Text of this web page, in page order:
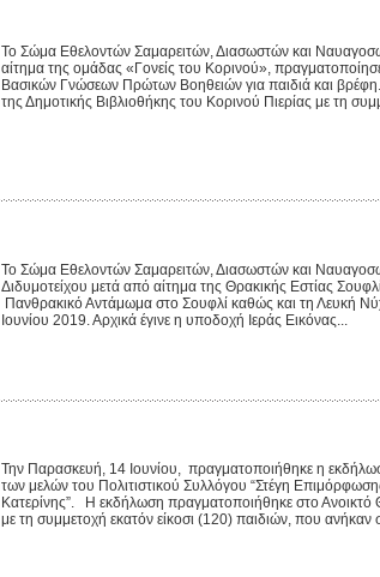
Το Σώμα Εθελοντών Σαμαρειτών, Διασωστών και
αίτημα της ομάδας «Γονείς του Κορινού»,
Βασικών Γνώσεων Πρώτων Βοηθειών για παιδιά και
της Δημοτικής Βιβλιοθήκης του Κορινού Πιερίας με τη
Το Σώμα Εθελοντών Σαμαρειτών, Διασωστών και
Διδυμοτείχου μετά από αίτημα της Θρακικής Εστίας
Πανθρακικό Αντάμωμα στο Σουφλί καθώς και τη Λευκή
Ιουνίου 2019. Αρχικά έγινε η υποδοχή Ιεράς Εικόνας...
Την Παρασκευή, 14 Ιουνίου, πραγματοποιήθηκε η
των μελών του Πολιτιστικού Συλλόγου “Στέγη
Κατερίνης”. Η εκδήλωση πραγματοποιήθηκε στο
με τη συμμετοχή εκατόν είκοσι (120) παιδιών, που ανήκαν